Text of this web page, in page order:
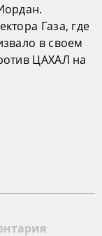
Газа, где
в своем
ЦАХАЛ на